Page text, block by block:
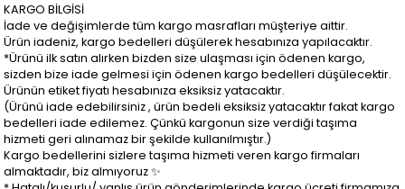
KARGO BİLGİSİ
İade ve değişimlerde tüm kargo masrafları müşteriye aittir.
Ürün iadeniz, kargo bedelleri düşülerek hesabınıza yapılacaktır.
*Ürünü ilk satın alırken bizden size ulaşması için ödenen kargo,
sizden bize iade gelmesi için ödenen kargo bedelleri düşülecektir.
Ürünün etiket fiyatı hesabınıza eksiksiz yatacaktır.
(Ürünü iade edebilirsiniz , ürün bedeli eksiksiz yatacaktır fakat kargo
bedelleri iade edilemez. Çünkü kargonun size verdiği taşıma
hizmeti geri alınamaz bir şekilde kullanılmıştır.)
Kargo bedellerini sizlere taşıma hizmeti veren kargo firmaları
almaktadır, biz almıyoruz ✨